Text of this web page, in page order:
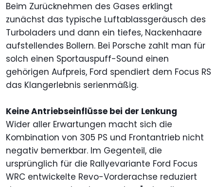
Beim Zurücknehmen des Gases erklingt
zunächst das typische Luftablassgeräusch des
Turboladers und dann ein tiefes, Nackenhaare
aufstellendes Bollern. Bei Porsche zahlt man für
solch einen Sportauspuff-Sound einen
gehörigen Aufpreis, Ford spendiert dem Focus RS
das Klangerlebnis serienmäßig.
Keine Antriebseinflüsse bei der Lenkung
Wider aller Erwartungen macht sich die
Kombination von 305 PS und Frontantrieb nicht
negativ bemerkbar. Im Gegenteil, die
ursprünglich für die Rallyevariante Ford Focus
WRC entwickelte Revo-Vorderachse reduziert